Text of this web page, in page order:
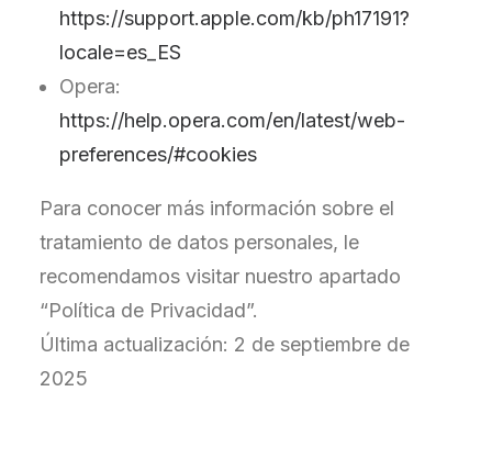
https://support.apple.com/kb/ph17191?
locale=es_ES
Opera:
https://help.opera.com/en/latest/web-
preferences/#cookies
Para conocer más información sobre el
tratamiento de datos personales, le
recomendamos visitar nuestro apartado
“Política de Privacidad”.
Última actualización: 2 de septiembre de
2025